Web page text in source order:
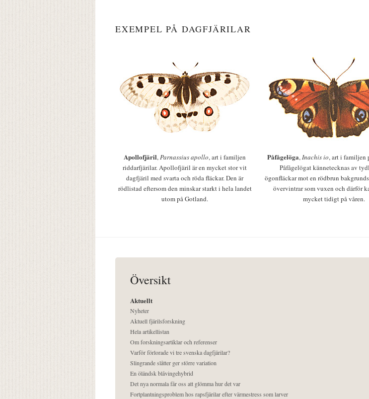
EXEMPEL PÅ DAGFJÄRILAR
Apollofjäril,Parnassius apollo, art i familjen
riddarfjärilar. Apollofjäril är en mycket stor vit
dagfjäril med svarta och röda fläckar. Den är
rödlistad eftersom den minskar starkt i hela landet
utom på Gotland.
Påfågelöga,Inachis io, art i familjen
Påfågelögat kännetecknas av
ögonfläckar mot en rödbrun
övervintrar som vuxen och därför
mycket tidigt på våren.
Översikt
Aktuellt
Nyheter
Aktuell fjärilsforskning
Hela artikellistan
Om forskningsartiklar och referenser
Varför förlorade vi tre svenska dagfjärilar?
Slingrande slåtter ger större variation
En öländsk blåvingehybrid
Det nya normala får oss att glömma hur det var
Fortplantningsproblem hos rapsfjärilar efter värmestress som larver